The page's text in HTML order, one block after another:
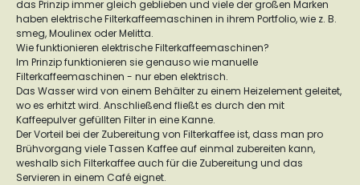
das Prinzip immer gleich geblieben und viele der großen Marken
haben elektrische Filterkaffeemaschinen in ihrem Portfolio, wie z. B.
smeg, Moulinex oder Melitta.
Wie funktionieren elektrische Filterkaffeemaschinen?
Im Prinzip funktionieren sie genauso wie manuelle
Filterkaffeemaschinen - nur eben elektrisch.
Das Wasser wird von einem Behälter zu einem Heizelement geleitet,
wo es erhitzt wird. Anschließend fließt es durch den mit
Kaffeepulver gefüllten Filter in eine Kanne.
Der Vorteil bei der Zubereitung von Filterkaffee ist, dass man pro
Brühvorgang viele Tassen Kaffee auf einmal zubereiten kann,
weshalb sich Filterkaffee auch für die Zubereitung und das
Servieren in einem Café eignet.